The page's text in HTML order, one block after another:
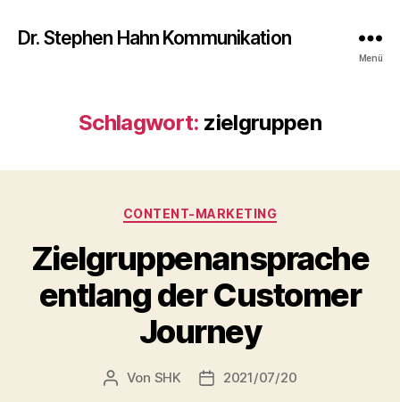
Dr. Stephen Hahn Kommunikation
Menü
Schlagwort: zielgruppen
Kategorien
CONTENT-MARKETING
Zielgruppenansprache
entlang der Customer
Journey
Beitragsautor
Von SHK Veröffentlichungsdatum
2021/07/20